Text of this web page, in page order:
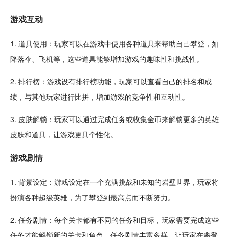
游戏互动
1. 道具使用：玩家可以在游戏中使用各种道具来帮助自己攀登，如
降落伞、 飞机等，这些道具能够增加游戏的趣味性和挑战性。
2. 排行榜：游戏设有排行榜功能，玩家可以查看自己的排名和成
绩，与其他玩家进行比拼，增加游戏的竞争性和互动性。
3. 皮肤解锁：玩家可以通过完成任务或收集金币来解锁更多的英雄
皮肤和道具，让游戏更具个性化。
游戏剧情
1. 背景设定：游戏设定在一个充满挑战和未知的岩壁世界，玩家将
扮演各种超级英雄，为了攀登到最高点而不断努力。
2. 任务剧情：每个关卡都有不同的任务和目标，玩家需要完成这些
任务才能解锁新的关卡和角色。任务剧情丰富多样，让玩家在攀登